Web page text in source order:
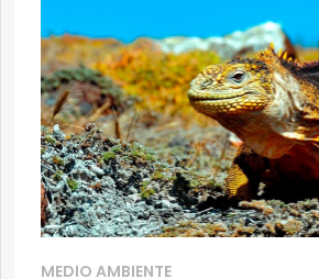
MEDIO AMBIENTE